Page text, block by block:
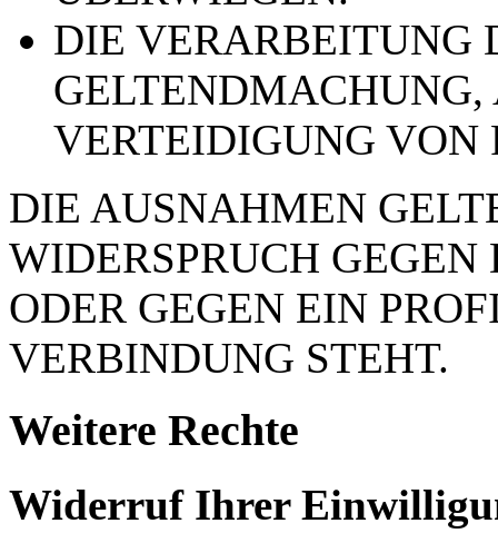
DIE VERARBEITUNG
VERTEIDIGUNG VON
DIE AUSNAHMEN
WIDERSPRUCH
ODER GEGEN EIN
VERBINDUNG STEHT.
Weitere Rechte
Widerruf Ihrer